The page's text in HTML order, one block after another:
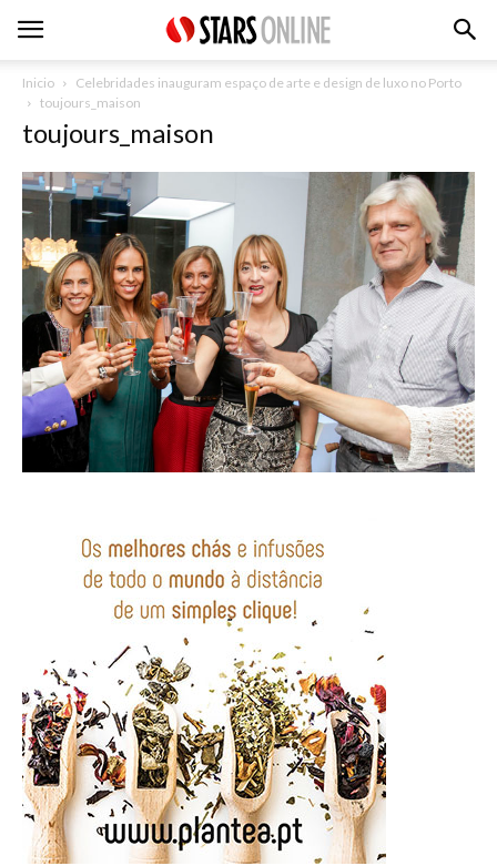
Inicio
Celebridades inauguram espaço de arte e design de luxo no Porto
toujours_maison
toujours_maison